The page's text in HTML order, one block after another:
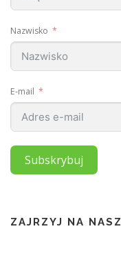
Nazwisko
E-mail
Subskrybuj
ZAJRZYJ NA